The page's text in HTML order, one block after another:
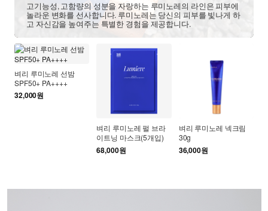
고기능성, 고함량의 성분을 자랑하는 루미노레의 라인은 피부에
놀라운 변화를 선사합니다. 루미노레는 당신의 피부를 빛나게 하
고 자신감을 높여주는 특별한 경험을 제공합니다.
벼리 루미노레 선밤
SPF50+ PA++++
32,000원
벼리 루미노레 펄 브라
이트닝 마스크(5개입)
68,000원
벼리 루미노레 넥크림
30g
36,000원